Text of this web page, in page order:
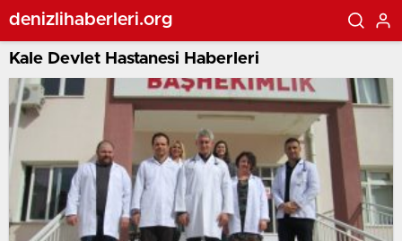
denizlihaberleri.org
Kale Devlet Hastanesi Haberleri